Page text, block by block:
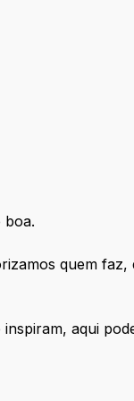
boa.
quem faz,
aqui